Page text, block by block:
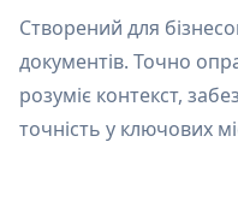
Створений для
документів. Точно
розуміє контекст,
точність у ключових